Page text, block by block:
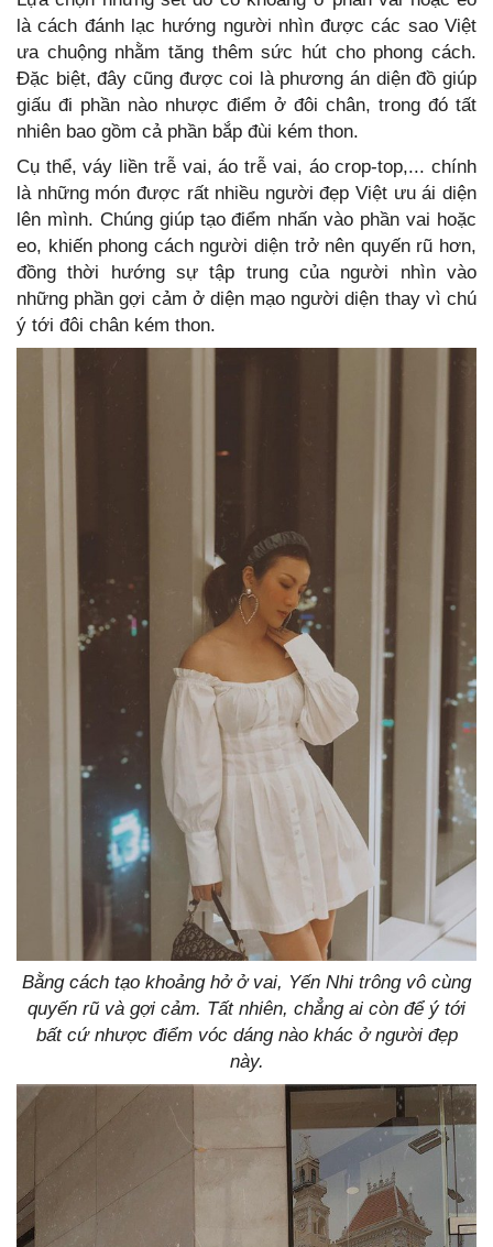
là cách đánh lạc hướng người nhìn được các sao Việt
ưa chuộng nhằm tăng thêm sức hút cho phong cách.
Đặc biệt, đây cũng được coi là phương án diện đồ giúp
giấu đi phần nào nhược điểm ở đôi chân, trong đó tất
nhiên bao gồm cả phần bắp đùi kém thon.
Cụ thể, váy liền trễ vai, áo trễ vai, áo crop-top,... chính
là những món được rất nhiều người đẹp Việt ưu ái diện
lên mình. Chúng giúp tạo điểm nhấn vào phần vai hoặc
eo, khiến phong cách người diện trở nên quyến rũ hơn,
đồng thời hướng sự tập trung của người nhìn vào
những phần gợi cảm ở diện mạo người diện thay vì chú
ý tới đôi chân kém thon.
Bằng cách tạo khoảng hở ở vai, Yến Nhi trông vô cùng
quyến rũ và gợi cảm. Tất nhiên, chẳng ai còn để ý tới
bất cứ nhược điểm vóc dáng nào khác ở người đẹp
này.